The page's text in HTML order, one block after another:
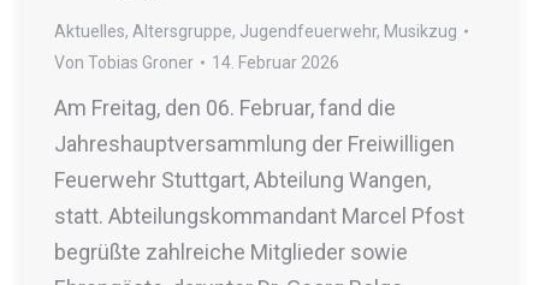
Aktuelles, Altersgruppe, Jugendfeuerwehr, Musikzug
Von Tobias Groner 14. Februar 2026
Am Freitag, den 06. Februar, fand die
Jahreshauptversammlung der Freiwilligen
Feuerwehr Stuttgart, Abteilung Wangen,
statt. Abteilungskommandant Marcel Pfost
begrüßte zahlreiche Mitglieder sowie